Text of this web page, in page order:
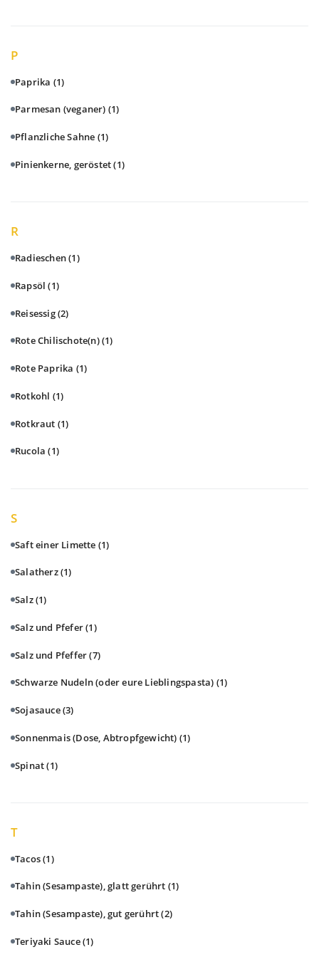
P
Paprika (1)
Parmesan (veganer) (1)
Pflanzliche Sahne (1)
Pinienkerne, geröstet(1)
R
Radieschen(1)
Rapsöl(1)
Reisessig(2)
Rote Chilischote(n)(1)
Rote Paprika (1)
Rotkohl (1)
Rotkraut (1)
Rucola(1)
S
Saft einer Limette (1)
Salatherz(1)
Salz(1)
Salz und Pfefer(1)
Salz und Pfeffer(7)
Schwarze Nudeln (oder eure Lieblingspasta) (1)
Sojasauce(3)
Sonnenmais (Dose, Abtropfgewicht) (1)
Spinat(1)
T
Tacos(1)
Tahin (Sesampaste), glatt gerührt (1)
Tahin (Sesampaste), gut gerührt(2)
Teriyaki Sauce(1)